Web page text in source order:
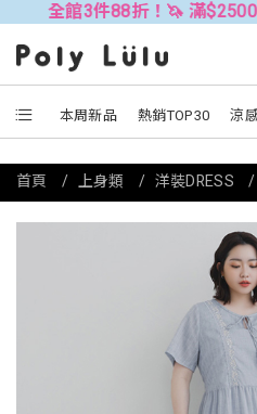
館3件88折！🦄 滿$2500折
本周新品 熱銷TOP30 涼
首頁 上身類 洋裝DRESS